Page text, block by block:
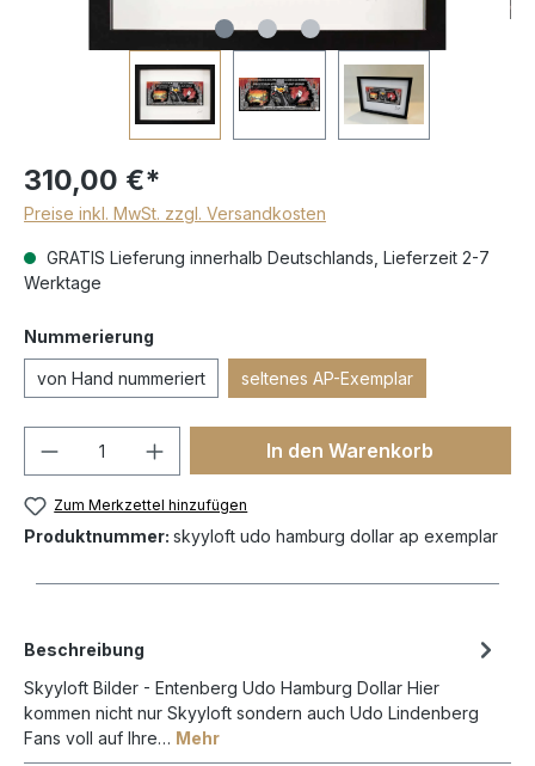
310,00 €*
Preise inkl. MwSt. zzgl. Versandkosten
GRATIS Lieferung innerhalb Deutschlands, Lieferzeit 2-7
Werktage
Nummerierung
von Hand nummeriert seltenes AP-Exemplar
In den Warenkorb
Zum Merkzettel hinzufügen
Produktnummer: skyyloft udo hamburg dollar ap exemplar
Beschreibung
Skyyloft Bilder - Entenberg Udo Hamburg Dollar Hier
kommen nicht nur Skyyloft sondern auch Udo Lindenberg
Fans voll auf Ihre… Mehr